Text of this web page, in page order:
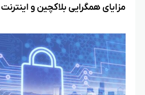
مزایای همگرایی بلاکچین و